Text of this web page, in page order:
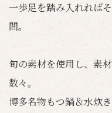
一歩足を踏み入れれば
間。
旬の素材を使用し、素
数々。
博多名物もつ鍋＆水炊